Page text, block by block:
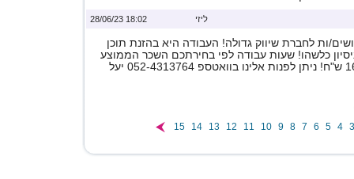
18:02 28/06/23 ליזי
ות לחברת שיווק גדולה! העבודה היא בהזנת תוכן
כלשהו! שעות עבודה לפי בחירתכם השכר הממוצע
3
4
5
6
7
8
9
10
11
12
13
14
15